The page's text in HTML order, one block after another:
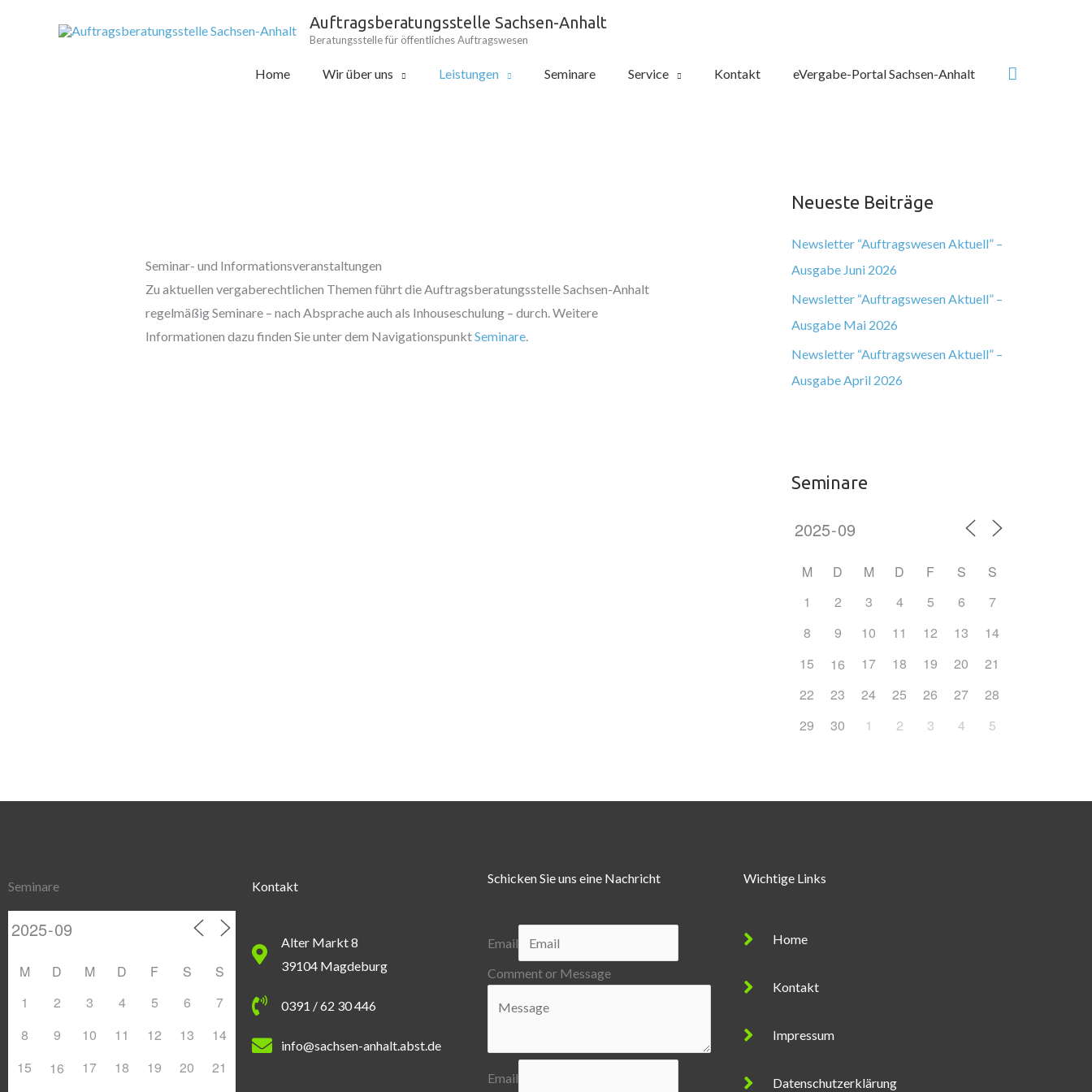
Auftragsberatungsstelle Sachsen-Anhalt
Beratungsstelle für öffentliches Auftragswesen
Home Wir über uns Leistungen Seminare Service Kontakt eVergabe-Portal Sachsen-Anhalt Suchen
Seminar- und Informationsveranstaltungen
Zu aktuellen vergaberechtlichen Themen führt die Auftragsberatungsstelle Sachsen-Anhalt
regelmäßig Seminare – nach Absprache auch als Inhouseschulung – durch. Weitere
Informationen dazu finden Sie unter dem NavigationspunktSeminare.
Neueste Beiträge
Newsletter “Auftragswesen Aktuell” –
Ausgabe Juni 2026
Newsletter “Auftragswesen Aktuell” –
Ausgabe Mai 2026
Newsletter “Auftragswesen Aktuell” –
Ausgabe April 2026
Seminare
M D M D F S
S
1
2 3 4 5 6
7
8
9 10 11 12 13
14
15
16 17 18 19 20
21
22
23 24 25 26 27
28
29
30 1 2 3 4 5
Seminare
M D M D F S
S
1
2 3 4 5 6
7
8
9 10 11 12 13
14
15
16 17 18 19 20
21
Kontakt
Alter Markt 8
39104 Magdeburg
0391 / 62 30 446
info@sachsen-anhalt.abst.de
Schicken Sie uns eine Nachricht
Email
Comment or Message
Email
Wichtige Links
Home
Kontakt
Impressum
Datenschutzerklärung